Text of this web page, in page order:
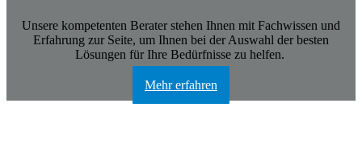
Unsere kompetenten Berater stehen Ihnen mit Fachwissen und
Erfahrung zur Seite, um Ihnen bei der Auswahl der besten
Lösungen für Ihre Bedürfnisse zu helfen.
Mehr erfahren